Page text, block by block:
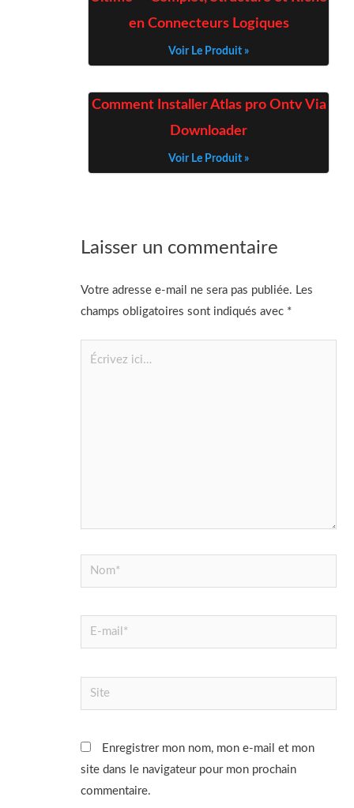
en Connecteurs Logiques
Voir Le Produit »
Comment Installer Atlas pro Ontv Via
Downloader
Voir Le Produit »
Laisser un commentaire
Votre adresse e-mail ne sera pas publiée. Les
champs obligatoires sont indiqués avec *
Écrivez
Nom*
E-
mail*
Site
Enregistrer mon nom, mon e-mail et mon
site dans le navigateur pour mon prochain
commentaire.